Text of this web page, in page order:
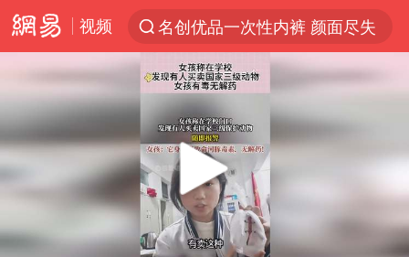
视频
名创优品一次性内裤 颜面尽失
解锁各地夏日限定体验
台风白海豚闭眼浙江上海处于危险半圆
伊斯兰版北约来了吗
四川宜宾市珙县发生3.4级地震
香港宏福苑火灾或由烟头引起